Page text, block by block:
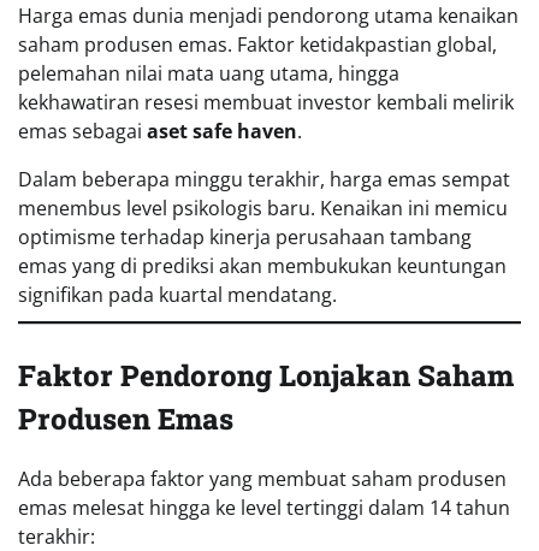
Harga emas dunia menjadi pendorong utama kenaikan
saham produsen emas. Faktor ketidakpastian global,
pelemahan nilai mata uang utama, hingga
kekhawatiran resesi membuat investor kembali melirik
emas sebagai aset safe haven.
Dalam beberapa minggu terakhir, harga emas sempat
menembus level psikologis baru. Kenaikan ini memicu
optimisme terhadap kinerja perusahaan tambang
emas yang di prediksi akan membukukan keuntungan
signifikan pada kuartal mendatang.
Faktor Pendorong Lonjakan Saham
Produsen Emas
Ada beberapa faktor yang membuat saham produsen
emas melesat hingga ke level tertinggi dalam 14 tahun
terakhir: